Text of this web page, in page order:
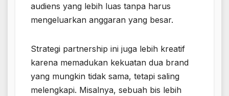
audiens yang lebih luas tanpa harus
mengeluarkan anggaran yang besar.
Strategi partnership ini juga lebih kreatif
karena memadukan kekuatan dua brand
yang mungkin tidak sama, tetapi saling
melengkapi. Misalnya, sebuah bis lebih